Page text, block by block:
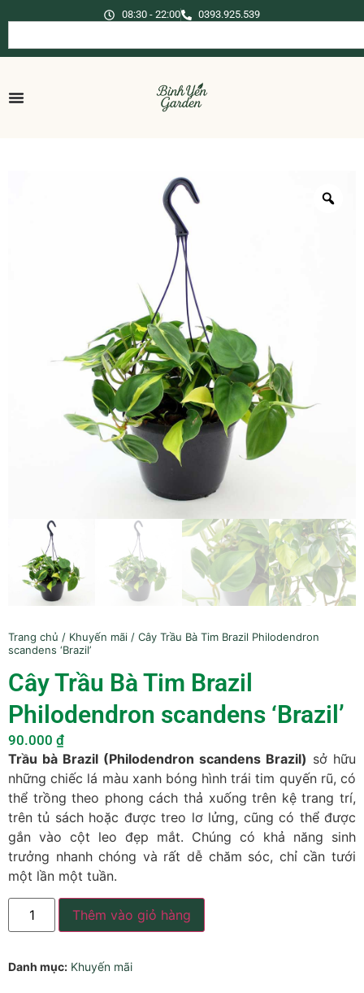
08:30 - 22:00 0393.925.539
Trang chủ / Khuyến mãi / Cây Trầu Bà Tim Brazil Philodendron
scandens ‘Brazil’
Cây Trầu Bà Tim Brazil
Philodendron scandens ‘Brazil’
90.000 ₫
Trầu bà Brazil (Philodendron scandens Brazil) sở hữu
những chiếc lá màu xanh bóng hình trái tim quyến rũ, có
thể trồng theo phong cách thả xuống trên kệ trang trí,
trên tủ sách hoặc được treo lơ lửng, cũng có thể được
gắn vào cột leo đẹp mắt. Chúng có khả năng sinh
trưởng nhanh chóng và rất dễ chăm sóc, chỉ cần tưới
một lần một tuần.
Thêm vào giỏ hàng
Danh mục: Khuyến mãi